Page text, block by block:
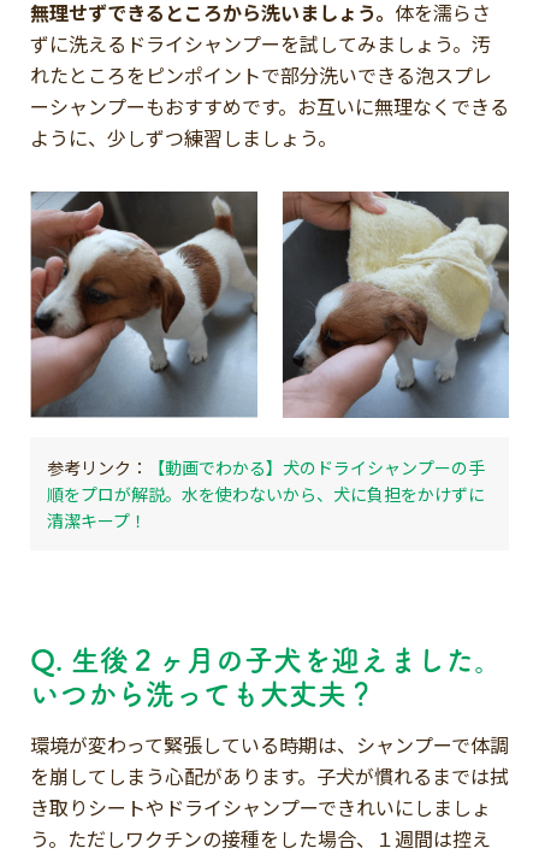
無理せずできるところから洗いましょう。 体を濡らさ
ずに洗えるドライシャンプーを試してみましょう。汚
れたところをピンポイントで部分洗いできる泡スプレ
ーシャンプーもおすすめです。お互いに無理なくできる
ように、少しずつ練習しましょう。
【動画でわかる】犬のドライシャンプーの手
順をプロが解説。水を使わないから、犬に負担をかけずに
清潔キープ！
Q. 生後２ヶ月の子犬を迎えました。
いつから洗っても大丈夫？
環境が変わって緊張している時期は、シャンプーで体調
を崩してしまう心配があります。子犬が慣れるまでは拭
き取りシートやドライシャンプーできれいにしましょ
う。ただしワクチンの接種をした場合、１週間は控え